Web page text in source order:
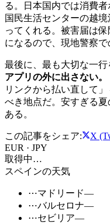
る。日本国内では消費
国民生活センターの越
ってくれる。被害届は
になるので、現地警察で
最後に、最も大切な一行
アプリの外に出さない。
リンクから払い直して
べき地点だ。安すぎる
ある。
この記事をシェア: X
EUR · JPY
取得中…
スペインの天気
⋯マドリード—
⋯バルセロナ—
⋯セビリア—